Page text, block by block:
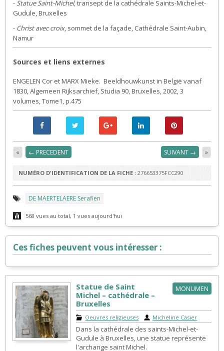
- Statue Saint-Michel, transept de la cathédrale Saints-Michel-et-
Gudule, Bruxelles
- Christ avec croix, sommet de la façade, Cathédrale Saint-Aubin,
Namur
Sources et liens externes
ENGELEN Cor et MARX Mieke. Beeldhouwkunst in België vanaf
1830, Algemeen Rijksarchief, Studia 90, Bruxelles, 2002, 3
volumes, Tome1, p.475
« ← PRECEDENT SUIVANT → »
NUMÉRO D'IDENTIFICATION DE LA FICHE : 276653375FCC290
DE MAERTELAERE Serafien
568 vues au total, 1 vues aujourd'hui
Ces fiches peuvent vous intéresser :
MONUMEN
Statue de Saint
Michel – cathédrale –
Bruxelles
Oeuvres religieuses Micheline Casier
Dans la cathédrale des saints-Michel-et-
Gudule à Bruxelles, une statue représente
l'archange saint Michel.